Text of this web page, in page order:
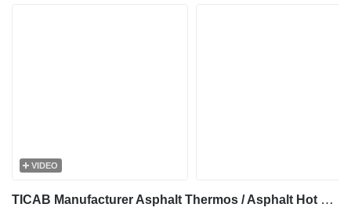
VIDEO
TICAB Manufacturer Asphalt Thermos / Asphalt Hot Box